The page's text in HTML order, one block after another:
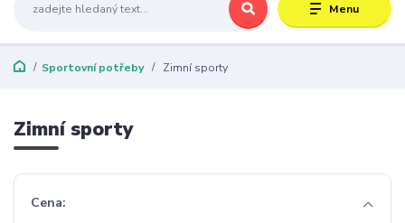
Menu
Sportovní potřeby Zimní sporty
Zimní sporty
Cena: